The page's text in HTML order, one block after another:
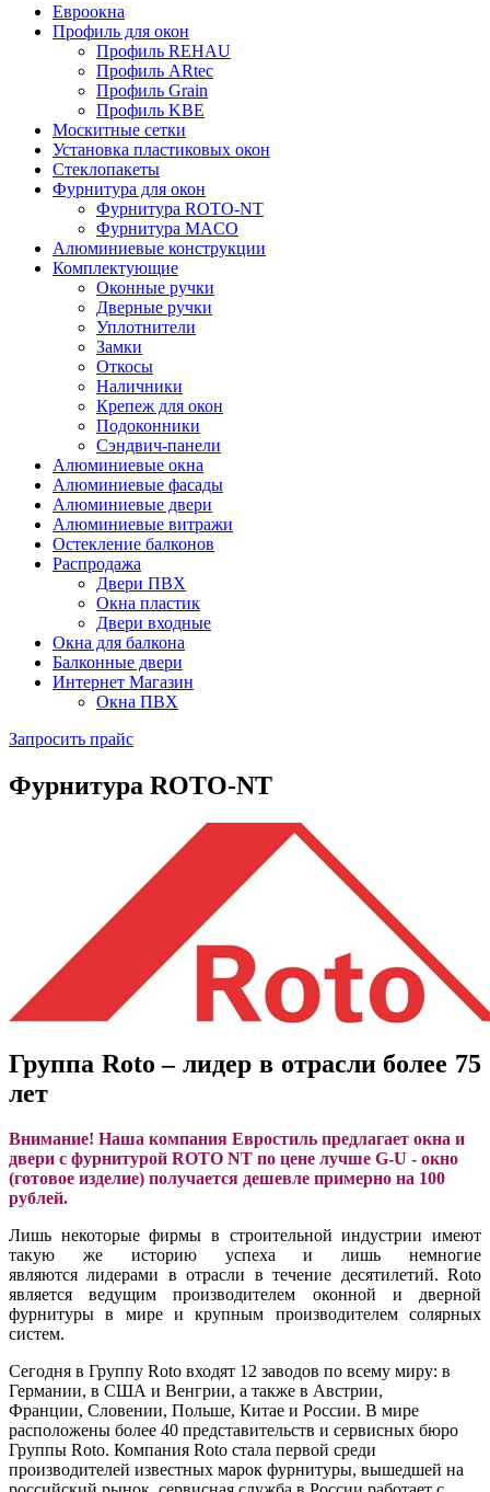
Евроокна
Профиль для окон
Профиль REHAU
Профиль ARtec
Профиль Grain
Профиль KBE
Москитные сетки
Установка пластиковых окон
Стеклопакеты
Фурнитура для окон
Фурнитура ROTO-NT
Фурнитура MACO
Алюминиевые конструкции
Комплектующие
Оконные ручки
Дверные ручки
Уплотнители
Замки
Откосы
Наличники
Крепеж для окон
Подоконники
Сэндвич-панели
Алюминиевые окна
Алюминиевые фасады
Алюминиевые двери
Алюминиевые витражи
Остекление балконов
Распродажа
Двери ПВХ
Окна пластик
Двери входные
Окна для балкона
Балконные двери
Интернет Магазин
Окна ПВХ
Запросить прайс
Фурнитура ROTO-NT
Группа Roto – лидер в отрасли более 75
лет
Внимание! Наша компания Евростиль предлагает окна и
двери с фурнитурой ROTO NT по цене лучше G-U - окно
(готовое изделие) получается дешевле примерно на 100
рублей.
Лишь некоторые фирмы в строительной индустрии имеют
такую же историю успеха и лишь немногие
являются лидерами в отрасли в течение десятилетий. Roto
является ведущим производителем оконной и дверной
фурнитуры в мире и крупным производителем солярных
систем.
Сегодня в Группу Roto входят 12 заводов по всему миру: в
Германии, в США и Венгрии, а также в Австрии,
Франции, Словении, Польше, Китае и России. В мире
расположены более 40 представительств и сервисных бюро
Группы Roto. Компания Roto стала первой среди
производителей известных марок фурнитуры, вышедшей на